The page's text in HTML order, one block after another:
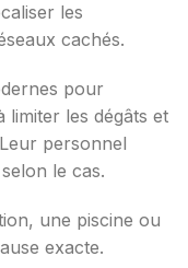
les
cachés.
pour
limiter les dégâts et
personnel
le cas.
une piscine ou
exacte.